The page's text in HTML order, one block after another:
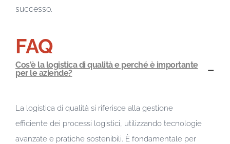
successo.
FAQ
Cos'è la logistica di qualità e perché è importante
per le aziende?
La logistica di qualità si riferisce alla gestione
efficiente dei processi logistici, utilizzando tecnologie
avanzate e pratiche sostenibili. È fondamentale per